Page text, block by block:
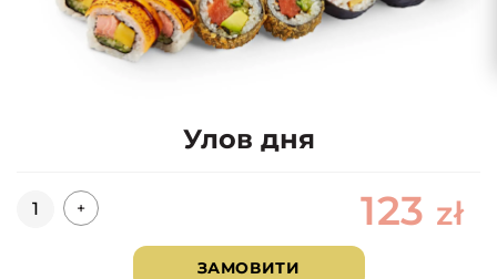
Улов дня
Кількість
+ 123 zł
ЗАМОВИТИ